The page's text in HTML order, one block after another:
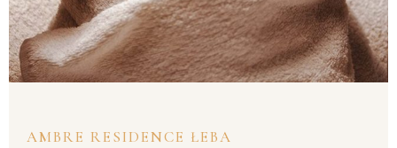
AMBRE RESIDENCE ŁEBA